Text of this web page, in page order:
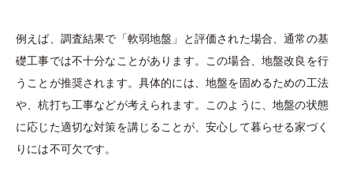
例えば、調査結果で「軟弱地盤」と評価された場合、通常の基
礎工事では不十分なことがあります。この場合、地盤改良を行
うことが推奨されます。具体的には、地盤を固めるための工法
や、杭打ち工事などが考えられます。このように、地盤の状態
に応じた適切な対策を講じることが、安心して暮らせる家づく
りには不可欠です。